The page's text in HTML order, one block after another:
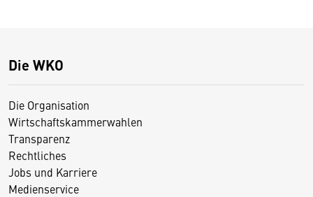
Die WKO
Die Organisation
Wirtschaftskammerwahlen
Transparenz
Rechtliches
Jobs und Karriere
Medienservice